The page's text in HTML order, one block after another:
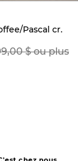
Pascal cr.
$ ou plus